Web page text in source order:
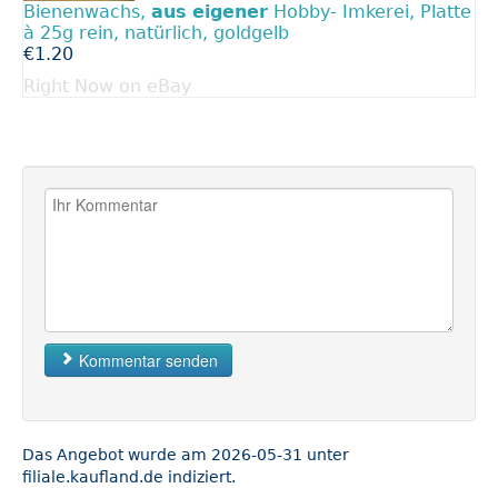
Bienenwachs, aus eigener Hobby- Imkerei, Platte
à 25g rein, natürlich, goldgelb
€1.20
Right Now on eBay
Kommentar senden
Das Angebot wurde am 2026-05-31 unter
filiale.kaufland.de indiziert.